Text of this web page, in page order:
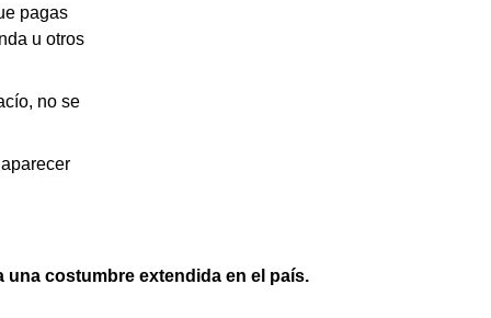
pagas
u otros
no se
costumbre extendida en el país.